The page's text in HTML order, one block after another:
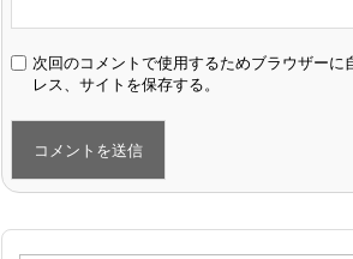
次回のコメントで使用するためブラウザーに
レス、サイトを保存する。